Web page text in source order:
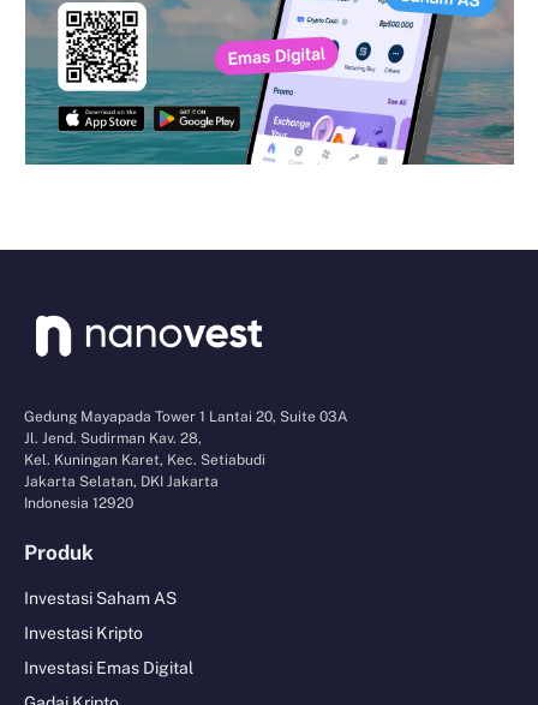
Gedung Mayapada Tower 1 Lantai 20, Suite 03A
Jl. Jend. Sudirman Kav. 28,
Kel. Kuningan Karet, Kec. Setiabudi
Jakarta Selatan, DKI Jakarta
Indonesia 12920
Produk
Investasi Saham AS
Investasi Kripto
Investasi Emas Digital